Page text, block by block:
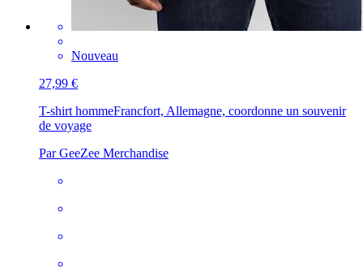
Nouveau
27,99 €
T-shirt hommeFrancfort, Allemagne, coordonne un souvenir
de voyage
Par GeeZee Merchandise